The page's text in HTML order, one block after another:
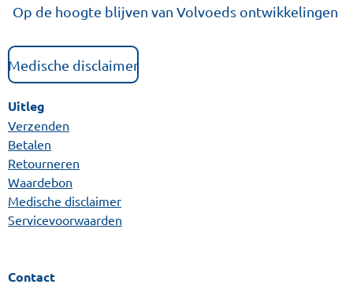
Op de hoogte blijven van Volvoeds ontwikkelingen
Medische disclaimer
Uitleg
Verzenden
Betalen
Retourneren
Waardebon
Medische disclaimer
Servicevoorwaarden
Contact